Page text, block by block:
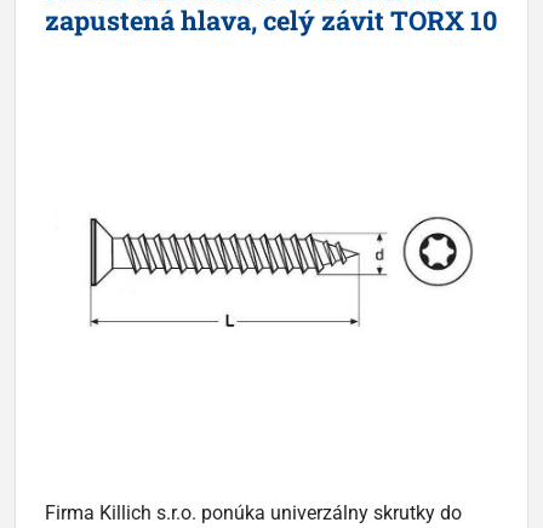
zapustená hlava, celý závit TORX 10
Firma Killich s.r.o. ponúka univerzálny skrutky do